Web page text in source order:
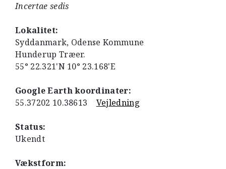
Incertae sedis
Lokalitet:
Syddanmark, Odense Kommune
Hunderup Træer.
55° 22.321'N 10° 23.168'E
Google Earth koordinater:
55.37202 10.38613 Vejledning
Status:
Ukendt
Vækstform: